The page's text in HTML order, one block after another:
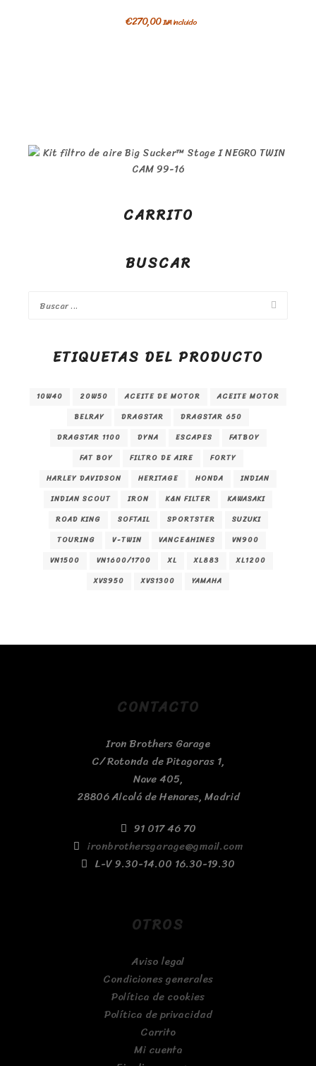
€270,00IVA incluido
CARRITO
BUSCAR
ETIQUETAS DEL PRODUCTO
10W40 20W50 ACEITE DE MOTOR
ACEITE MOTOR
BELRAY
DRAGSTAR
DRAGSTAR 650
DRAGSTAR 1100
DYNA ESCAPES
FATBOY
FAT BOY
FILTRO DE AIRE
FORTY
HARLEY DAVIDSON
HERITAGE HONDA
INDIAN
INDIAN SCOUT
IRON K&N FILTER
KAWASAKI
ROAD KING
SOFTAIL SPORTSTER
SUZUKI
TOURING
V-TWIN VANCE&HINES
VN900
VN1500
VN1600/1700 XL XL883
XL1200
XVS950
XVS1300 YAMAHA
CONTACTO
Iron Brothers Garage
C/ Rotonda de Pitagoras 1,
Nave 405,
28806 Alcalá de Henares, Madrid
91 017 46 70
ironbrothersgarage@gmail.com
L-V 9.30-14.00 16.30-19.30
OTROS
Aviso legal
Condiciones generales
Política de cookies
Política de privacidad
Carrito
Mi cuenta